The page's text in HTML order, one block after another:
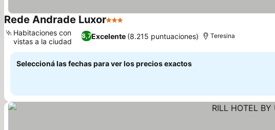
Rede Andrade Luxor3 Estrellas
8,7Excelente (8.215 puntuaciones)
Habitaciones con
vistas a la ciudad
Teresina
Seleccioná las fechas para ver los precios exactos